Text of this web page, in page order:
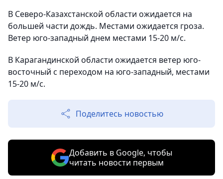
В Северо-Казахстанской области ожидается на
большей части дождь. Местами ожидается гроза.
Ветер юго-западный днем местами 15-20 м/с.
В Карагандинской области ожидается ветер юго-
восточный с переходом на юго-западный, местами
15-20 м/с.
Поделитесь новостью
Добавить в Google, чтобы
читать новости первым